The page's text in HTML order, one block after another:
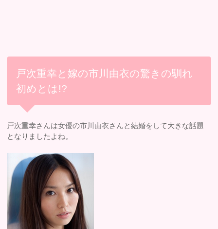
戸次重幸と嫁の市川由衣の驚きの馴れ
初めとは!?
戸次重幸さんは女優の市川由衣さんと結婚をして大きな話題
となりましたよね。